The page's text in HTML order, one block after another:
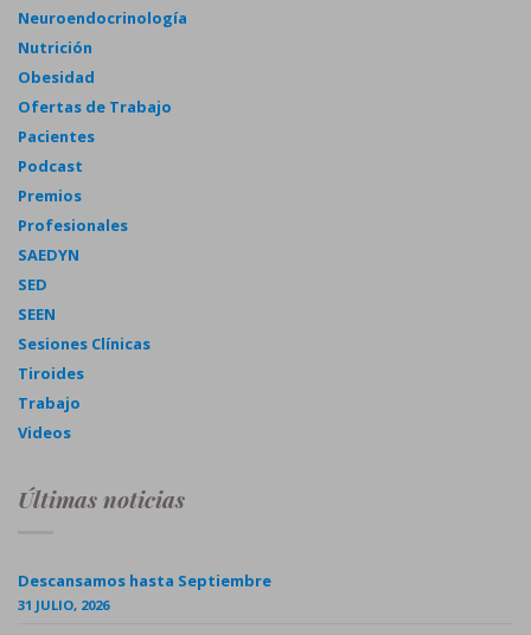
Neuroendocrinología
Nutrición
Obesidad
Ofertas de Trabajo
Pacientes
Podcast
Premios
Profesionales
SAEDYN
SED
SEEN
Sesiones Clínicas
Tiroides
Trabajo
Videos
Últimas noticias
Descansamos hasta Septiembre
31 JULIO, 2026